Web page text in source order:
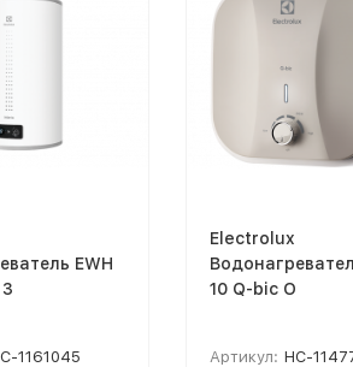
EWH
1161045
Electrolux
10 Q-bic O
Артикул: НС-